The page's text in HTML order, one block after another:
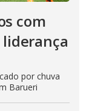
com
liderança
por chuva
Barueri